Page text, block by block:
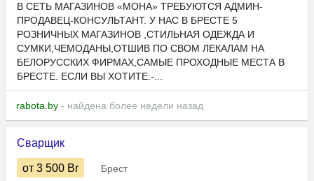
В СЕТЬ МАГАЗИНОВ «МОНА» ТРЕБУЮТСЯ АДМИН-
ПРОДАВЕЦ-КОНСУЛЬТАНТ. У НАС В БРЕСТЕ 5
РОЗНИЧНЫХ МАГАЗИНОВ ,СТИЛЬНАЯ ОДЕЖДА И
СУМКИ,ЧЕМОДАНЫ,ОТШИВ ПО СВОМ ЛЕКАЛАМ НА
БЕЛОРУССКИХ ФИРМАХ,САМЫЕ ПРОХОДНЫЕ МЕСТА В
БРЕСТЕ. ЕСЛИ ВЫ ХОТИТЕ:-...
rabota.by - найдена более недели назад
Сварщик
от 3 500 Br
Брест